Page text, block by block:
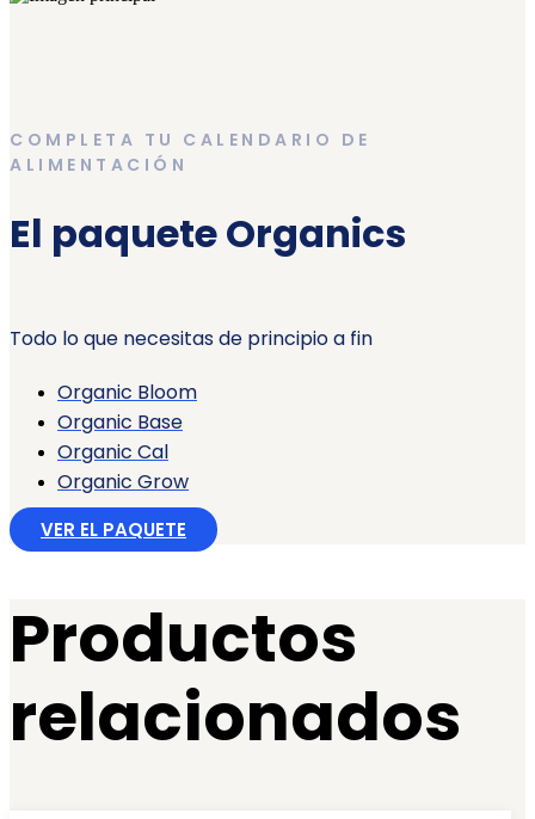
COMPLETA TU CALENDARIO DE
ALIMENTACIÓN
El paquete Organics
Todo lo que necesitas de principio a fin
Organic Bloom
Organic Base
Organic Cal
Organic Grow
VER EL PAQUETE
Productos
relacionados